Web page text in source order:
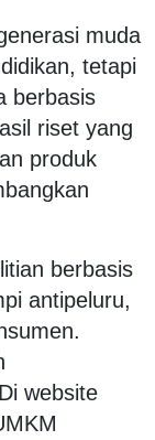
muda
tetapi
berbasis
riset yang
produk
berbasis
antipeluru,
website